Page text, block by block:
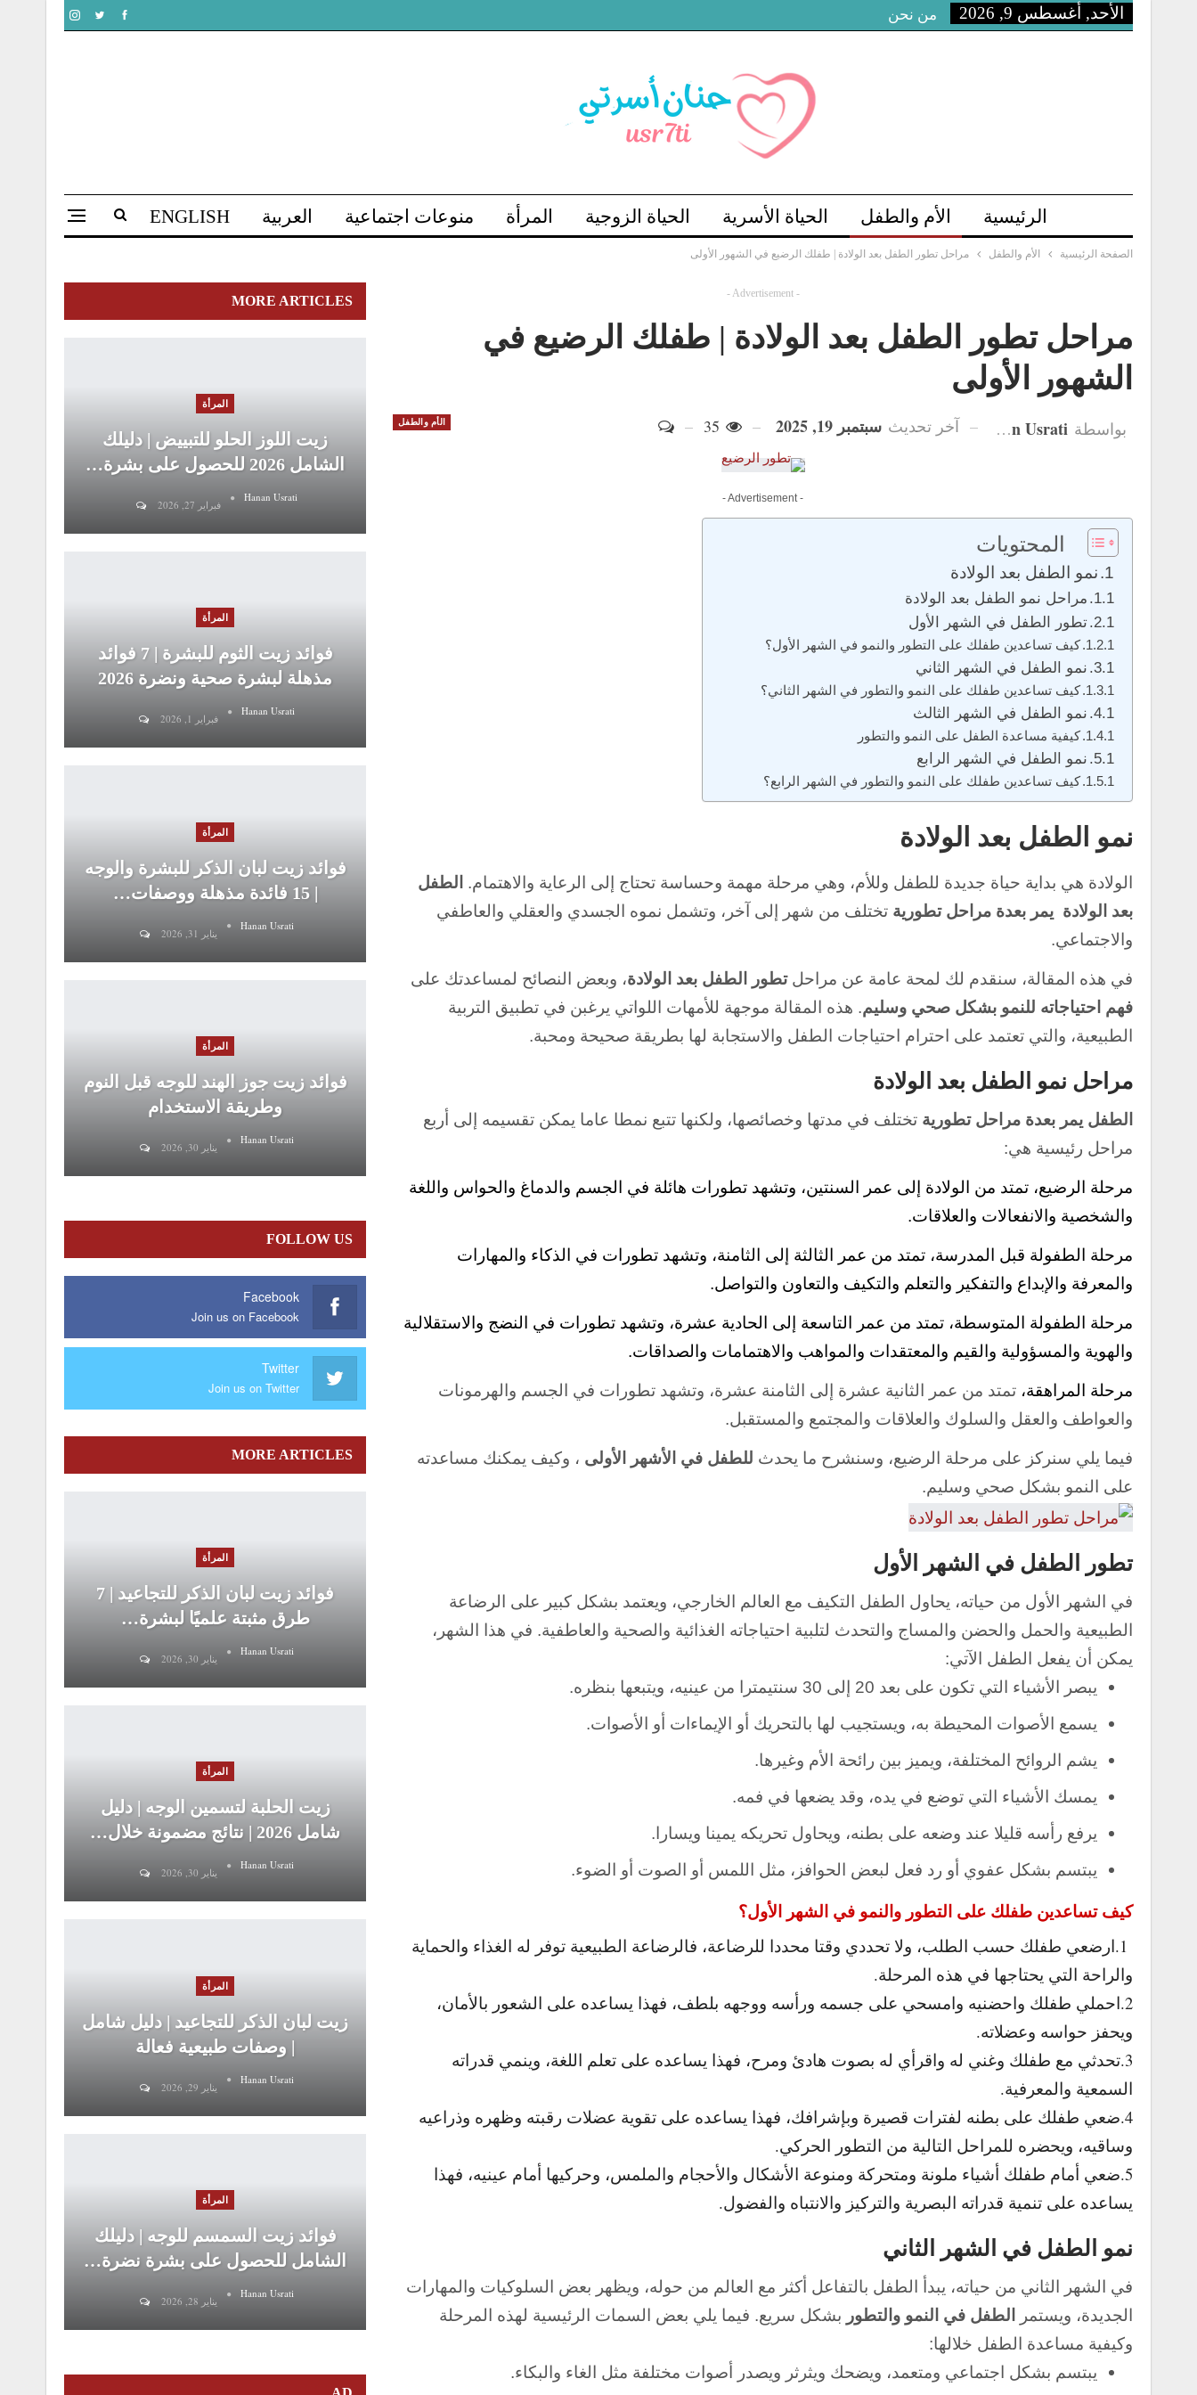
الأحد, أغسطس 9, 2026 من نحن
الرئيسية الأم والطفل الحياة الأسرية الحياة الزوجية المرأة منوعات اجتماعية العربية ENGLISH
الصفحة الرئيسية الأم والطفل مراحل تطور الطفل بعد الولادة | طفلك الرضيع في الشهور الأولى
- Advertisement -
مراحل تطور الطفل بعد الولادة | طفلك الرضيع في
الشهور الأولى
الأم والطفل بواسطة Hanan Usrati آخر تحديث سبتمبر 19, 2025
- Advertisement -
المحتويات
نمو الطفل بعد الولادة
مراحل نمو الطفل بعد الولادة
تطور الطفل في الشهر الأول
كيف تساعدين طفلك على التطور والنمو في الشهر الأول؟
نمو الطفل في الشهر الثاني
كيف تساعدين طفلك على النمو والتطور في الشهر الثاني؟
نمو الطفل في الشهر الثالث
كيفية مساعدة الطفل على النمو والتطور
نمو الطفل في الشهر الرابع
كيف تساعدين طفلك على النمو والتطور في الشهر الرابع؟
نمو الطفل بعد الولادة
الولادة هي بداية حياة جديدة للطفل وللأم، وهي مرحلة مهمة وحساسة تحتاج إلى الرعاية والاهتمام. الطفل
بعد الولادة يمر بعدة مراحل تطورية تختلف من شهر إلى آخر، وتشمل نموه الجسدي والعقلي والعاطفي
والاجتماعي.
في هذه المقالة، سنقدم لك لمحة عامة عن مراحلتطور الطفل بعد الولادة، وبعض النصائح لمساعدتك على
فهم احتياجاته للنمو بشكل صحي وسليم. هذه المقالة موجهة للأمهات اللواتي يرغبن في تطبيق التربية
الطبيعية، والتي تعتمد على احترام احتياجات الطفل والاستجابة لها بطريقة صحيحة ومحبة.
مراحل نمو الطفل بعد الولادة
الطفل يمر بعدة مراحل تطورية تختلف في مدتها وخصائصها، ولكنها تتبع نمطا عاما يمكن تقسيمه إلى أربع
مراحل رئيسية هي:
مرحلة الرضيع، تمتد من الولادة إلى عمر السنتين، وتشهد تطورات هائلة في الجسم والدماغ والحواس واللغة
والشخصية والانفعالات والعلاقات.
مرحلة الطفولة قبل المدرسة، تمتد من عمر الثالثة إلى الثامنة، وتشهد تطورات في الذكاء والمهارات
والمعرفة والإبداع والتفكير والتعلم والتكيف والتعاون والتواصل.
مرحلة الطفولة المتوسطة، تمتد من عمر التاسعة إلى الحادية عشرة، وتشهد تطورات في النضج والاستقلالية
والهوية والمسؤولية والقيم والمعتقدات والمواهب والاهتمامات والصداقات.
مرحلة المراهقة، تمتد من عمر الثانية عشرة إلى الثامنة عشرة، وتشهد تطورات في الجسم والهرمونات
والعواطف والعقل والسلوك والعلاقات والمجتمع والمستقبل.
فيما يلي سنركز على مرحلة الرضيع، وسنشرح ما يحدث للطفل في الأشهر الأولى ، وكيف يمكنك مساعدته
على النمو بشكل صحي وسليم.
تطور الطفل في الشهر الأول
في الشهر الأول من حياته، يحاول الطفل التكيف مع العالم الخارجي، ويعتمد بشكل كبير على الرضاعة
الطبيعية والحمل والحضن والمساج والتحدث لتلبية احتياجاته الغذائية والصحية والعاطفية. في هذا الشهر،
يمكن أن يفعل الطفل الآتي:
يبصر الأشياء التي تكون على بعد 20 إلى 30 سنتيمترا من عينيه، ويتبعها بنظره.
يسمع الأصوات المحيطة به، ويستجيب لها بالتحريك أو الإيماءات أو الأصوات.
يشم الروائح المختلفة، ويميز بين رائحة الأم وغيرها.
يمسك الأشياء التي توضع في يده، وقد يضعها في فمه.
يرفع رأسه قليلا عند وضعه على بطنه، ويحاول تحريكه يمينا ويسارا.
يبتسم بشكل عفوي أو رد فعل لبعض الحوافز، مثل اللمس أو الصوت أو الضوء.
كيف تساعدين طفلك على التطور والنمو في الشهر الأول؟
1.ارضعي طفلك حسب الطلب، ولا تحددي وقتا محددا للرضاعة، فالرضاعة الطبيعية توفر له الغذاء والحماية
والراحة التي يحتاجها في هذه المرحلة.
2.احملي طفلك واحضنيه وامسحي على جسمه ورأسه ووجهه بلطف، فهذا يساعده على الشعور بالأمان،
ويحفز حواسه وعضلاته.
3.تحدثي مع طفلك وغني له واقرأي له بصوت هادئ ومرح، فهذا يساعده على تعلم اللغة، وينمي قدراته
السمعية والمعرفية.
4.ضعي طفلك على بطنه لفترات قصيرة وبإشرافك، فهذا يساعده على تقوية عضلات رقبته وظهره وذراعيه
وساقيه، ويحضره للمراحل التالية من التطور الحركي.
5.ضعي أمام طفلك أشياء ملونة ومتحركة ومنوعة الأشكال والأحجام والملمس، وحركيها أمام عينيه، فهذا
يساعده على تنمية قدراته البصرية والتركيز والانتباه والفضول.
نمو الطفل في الشهر الثاني
في الشهر الثاني من حياته، يبدأ الطفل بالتفاعل أكثر مع العالم من حوله، ويظهر بعض السلوكيات والمهارات
الجديدة، ويستمر
الطفل في النمو والتطور بشكل سريع. فيما يلي بعض السمات الرئيسية لهذه المرحلة
وكيفية مساعدة الطفل خلالها:
يبتسم بشكل اجتماعي ومتعمد، ويضحك ويثرثر ويصدر أصوات مختلفة مثل الغاء والبكاء.
MORE ARTICLES
المرأة
زيت اللوز الحلو للتبييض | دليلك
الشامل 2026 للحصول على بشرة…
Hanan Usrati
فبراير 27, 2026
المرأة
فوائد زيت الثوم للبشرة | 7 فوائد
مذهلة لبشرة صحية ونضرة 2026
Hanan Usrati
فبراير 1, 2026
المرأة
فوائد زيت لبان الذكر للبشرة والوجه
| 15 فائدة مذهلة ووصفات…
Hanan Usrati
يناير 31, 2026
المرأة
فوائد زيت جوز الهند للوجه قبل النوم
وطريقة الاستخدام
Hanan Usrati
يناير 30, 2026
FOLLOW US
Facebook
Join us on Facebook
Twitter
Join us on Twitter
MORE ARTICLES
المرأة
فوائد زيت لبان الذكر للتجاعيد | 7
طرق مثبتة علميًا لبشرة…
Hanan Usrati
يناير 30, 2026
المرأة
زيت الحلبة لتسمين الوجه | دليل
شامل 2026 | نتائج مضمونة خلال…
Hanan Usrati
يناير 30, 2026
المرأة
زيت لبان الذكر للتجاعيد | دليل شامل
| وصفات طبيعية فعالة
Hanan Usrati
يناير 29, 2026
المرأة
فوائد زيت السمسم للوجه | دليلك
الشامل للحصول على بشرة نضرة…
Hanan Usrati
يناير 28, 2026